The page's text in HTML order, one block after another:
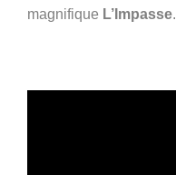
magnifique L’Impasse.